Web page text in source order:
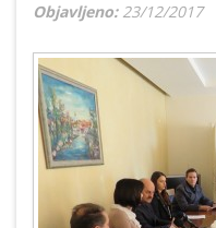
Objavljeno: 23/12/2017